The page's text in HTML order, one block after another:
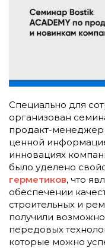
Специально для
организован
продакт-
ценной
инновациях
было уделено
герметиков, что
обеспечении
строительных и
получили
передовых
которые можно